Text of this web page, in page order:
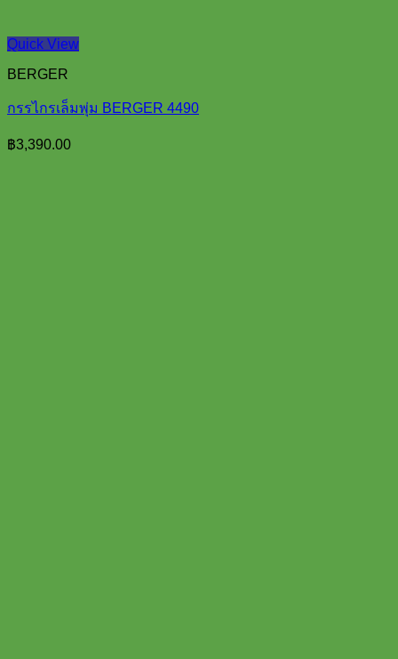
Quick View
BERGER
กรรไกรเล็มพุ่ม BERGER 4490
฿3,390.00